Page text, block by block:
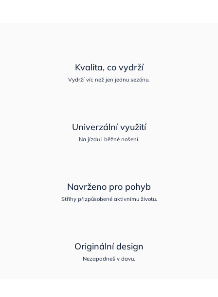
Kvalita, co vydrží
Vydrží víc než jen jednu sezónu.
Univerzální využití
Na jízdu i běžné nošení.
Navrženo pro pohyb
Střihy přizpůsobené aktivnímu životu.
Originální design
Nezapadneš v davu.